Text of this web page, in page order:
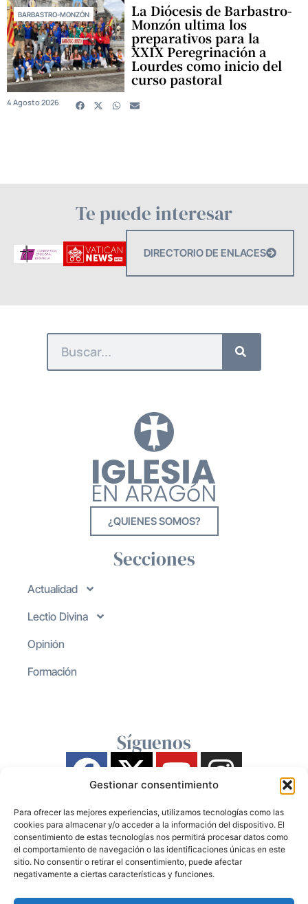
Gestionar consentimiento
Para ofrecer las mejores experiencias, utilizamos tecnologías como las
cookies para almacenar y/o acceder a la información del dispositivo. El
consentimiento de estas tecnologías nos permitirá procesar datos como
el comportamiento de navegación o las identificaciones únicas en este
sitio. No consentir o retirar el consentimiento, puede afectar
negativamente a ciertas características y funciones.
BARBASTRO-MONZÓN La Diócesis de Barbastro-
Monzón ultima los
preparativos para la
XXIX Peregrinación a
Lourdes como inicio del
curso pastoral
4 Agosto 2026
Te puede interesar
DIRECTORIO DE ENLACES
¿QUIENES SOMOS?
Secciones
Actualidad
Lectio Divina
Opinión
Formación
Síguenos